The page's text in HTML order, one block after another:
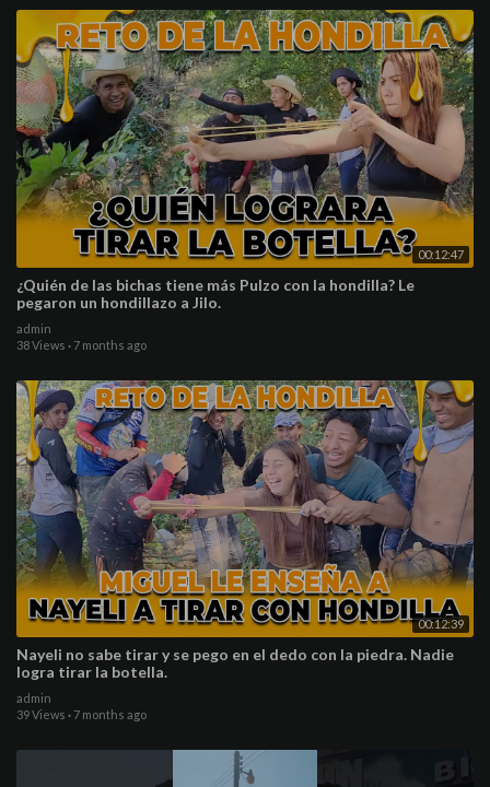
00:12:47
¿Quién de las bichas tiene más Pulzo con la hondilla? Le
pegaron un hondillazo a Jilo.
admin
38 Views ·7 months ago
00:12:39
Nayeli no sabe tirar y se pego en el dedo con la piedra. Nadie
logra tirar la botella.
admin
39 Views ·7 months ago